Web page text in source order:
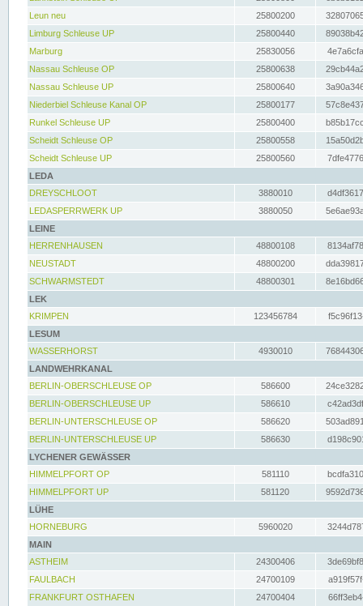
Leun neu
25800200
Limburg Schleuse UP
25800440
Marburg
25830056
Nassau Schleuse OP
25800638
Nassau Schleuse UP
25800640
Niederbiel Schleuse Kanal OP
25800177
Runkel Schleuse UP
25800400
Scheidt Schleuse OP
25800558
Scheidt Schleuse UP
25800560
LEDA
DREYSCHLOOT
3880010
LEDASPERRWERK UP
3880050
LEINE
HERRENHAUSEN
48800108
NEUSTADT
48800200
SCHWARMSTEDT
48800301
LEK
KRIMPEN
123456784
LESUM
WASSERHORST
4930010
LANDWEHRKANAL
BERLIN-OBERSCHLEUSE OP
586600
BERLIN-OBERSCHLEUSE UP
586610
BERLIN-UNTERSCHLEUSE OP
586620
BERLIN-UNTERSCHLEUSE UP
586630
LYCHENER GEWÄSSER
HIMMELPFORT OP
581110
HIMMELPFORT UP
581120
LÜHE
HORNEBURG
5960020
MAIN
ASTHEIM
24300406
FAULBACH
24700109
FRANKFURT OSTHAFEN
24700404